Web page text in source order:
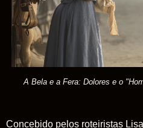
A Bela e a Fera: Dolores e o
Concebido pelos roteiristas